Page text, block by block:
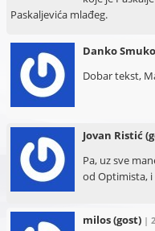
Paskaljevića mlađeg.
Danko
Dobar tekst,
Jovan Ristić
Pa, uz sve
od Optimista, i
milos(gost) |